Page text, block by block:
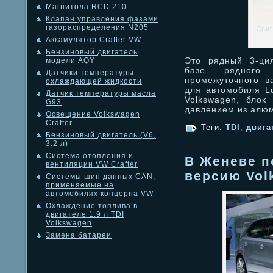
Магнитола RCD 210
Клапан управления фазами
газораспределения N205
Аккамулятор Crafter VW
Бензиновый двигатель
модели AQY
Датчики температуры
охлаждающей жидкости
Датчик температуры масла
G93
Освещение Volkswagen
Crafter
Бензиновый двигатель (V6,
3.2 л)
Система отопления и
вентиляции VW Crafter
Системы шин данных CAN,
применяемые на
автомобилях концерна VW
Охлаждение топлива в
двигателе 1.9 л TDI
Volkswagen
Замена батареи
Это рядный 3-
базе рядного
промежуточного
для автомобиля
Volkswagen, блок
давлением из
Теги: TDI ,
В Женеве
версию